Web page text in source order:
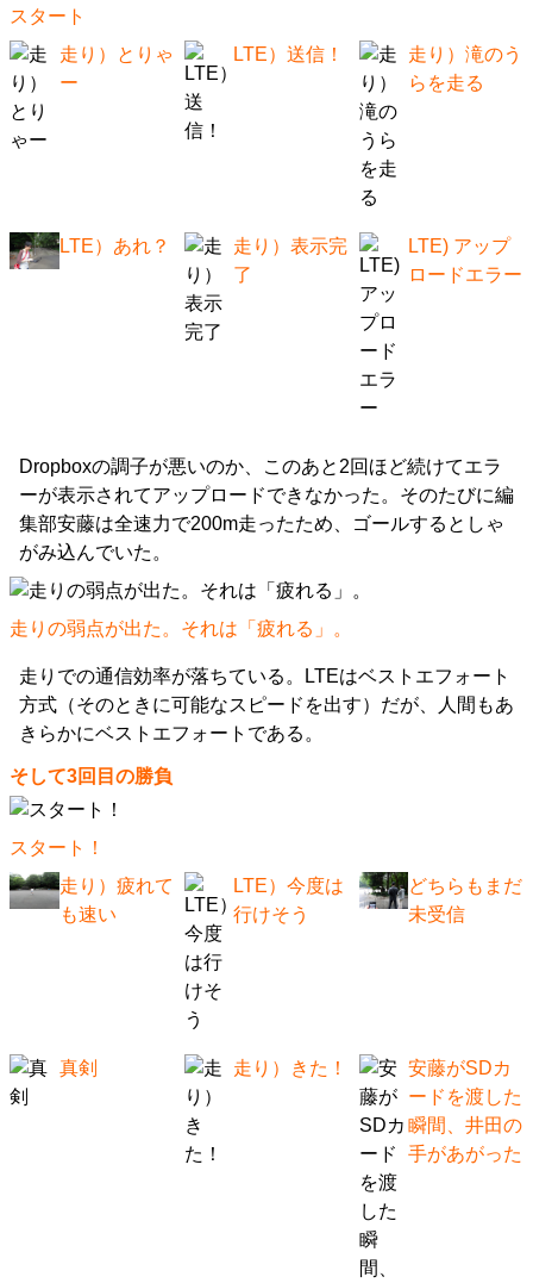
スタート
走り）とりゃ
ー
LTE）送信！
走り）滝のう
らを走る
LTE）あれ？
走り）表示完
了
LTE) アップ
ロードエラー
Dropboxの調子が悪いのか、このあと2回ほど続けてエラ
ーが表示されてアップロードできなかった。そのたびに編
集部安藤は全速力で200m走ったため、ゴールするとしゃ
がみ込んでいた。
走りの弱点が出た。それは「疲れる」。
走りでの通信効率が落ちている。LTEはベストエフォート
方式（そのときに可能なスピードを出す）だが、人間もあ
きらかにベストエフォートである。
そして3回目の勝負
スタート！
走り）疲れて
も速い
LTE）今度は
行けそう
どちらもまだ
未受信
真剣 走り）きた！
安藤がSDカ
ードを渡した
瞬間、井田の
手があがった